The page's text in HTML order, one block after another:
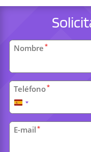
Datos
personales
Nombre *
Teléfono*
España
+34
E-mail *